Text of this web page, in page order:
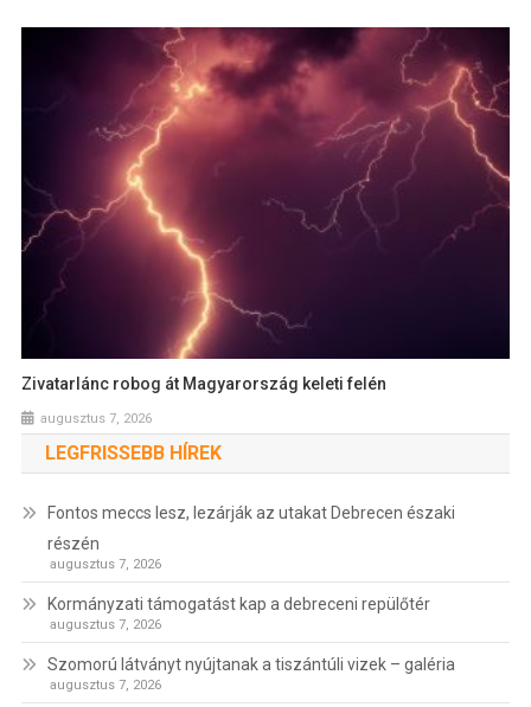
Zivatarlánc robog át Magyarország keleti felén
augusztus 7, 2026
LEGFRISSEBB HÍREK
Fontos meccs lesz, lezárják az utakat Debrecen északi
részén
augusztus 7, 2026
Kormányzati támogatást kap a debreceni repülőtér
augusztus 7, 2026
Szomorú látványt nyújtanak a tiszántúli vizek – galéria
augusztus 7, 2026